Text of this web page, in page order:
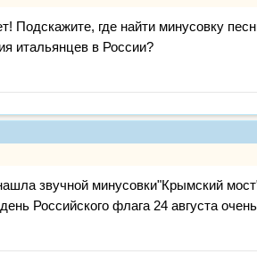
Подскажите, где найти минусовку
итальянцев в России?
звучной минусовки"Крымский
Российского флага 24 августа